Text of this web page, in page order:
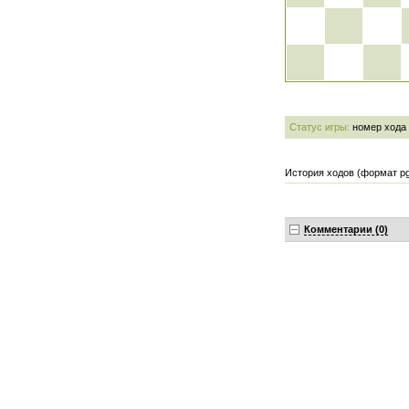
Статус игры: номер хода
История ходов (формат
Комментарии (0)